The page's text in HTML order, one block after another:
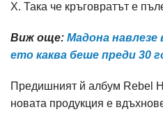
Х. Така че кръговратът е
Виж още: Мадона
ето каква беше преди 30
Предишният й албум Rebel
новата продукция е